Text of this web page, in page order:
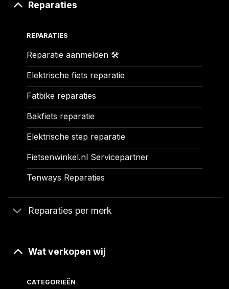
Reparaties
REPARATIES
Reparatie aanmelden 🛠️
Elektrische fiets reparatie
Fatbike reparaties
Bakfiets reparatie
Elektrische step reparatie
Fietsenwinkel.nl Servicepartner
Tenways Reparaties
Reparaties per merk
Wat verkopen wij
CATEGORIEËN